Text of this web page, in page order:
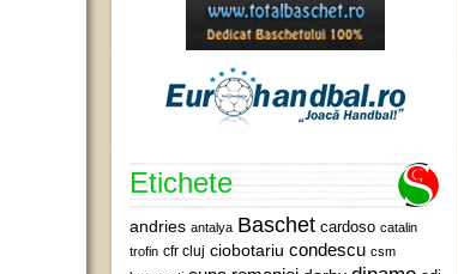
Etichete
andries antalya Baschet cardoso catalin
trofin cfr cluj ciobotariu condescu csm